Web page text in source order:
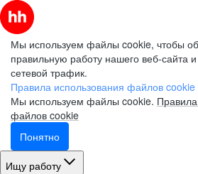
Мы используем файлы cookie, чтобы
правильную работу нашего веб-сайта
сетевой трафик.
Правила использования файлов cookie
Мы используем файлы cookie.
файлов cookie
Понятно
Ищу работу